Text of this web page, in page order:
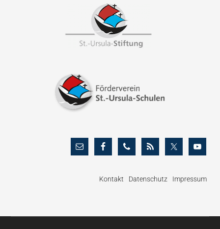
Kontakt Datenschutz Impressum